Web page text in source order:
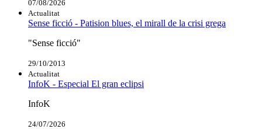
07/08/2026
Actualitat
Sense ficció - Patision blues, el mirall de la crisi grega
"Sense ficció"
29/10/2013
Actualitat
InfoK - Especial El gran eclipsi
InfoK
24/07/2026